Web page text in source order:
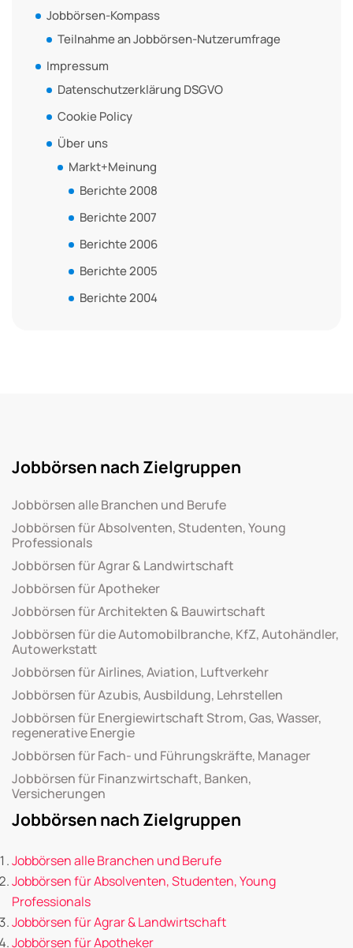
Jobbörsen-Kompass
Teilnahme an Jobbörsen-Nutzerumfrage
Impressum
Datenschutzerklärung DSGVO
Cookie Policy
Über uns
Markt+Meinung
Berichte 2008
Berichte 2007
Berichte 2006
Berichte 2005
Berichte 2004
Jobbörsen nach Zielgruppen
Jobbörsen alle Branchen und Berufe
Jobbörsen für Absolventen, Studenten, Young
Professionals
Jobbörsen für Agrar & Landwirtschaft
Jobbörsen für Apotheker
Jobbörsen für Architekten & Bauwirtschaft
Jobbörsen für die Automobilbranche, KfZ, Autohändler,
Autowerkstatt
Jobbörsen für Airlines, Aviation, Luftverkehr
Jobbörsen für Azubis, Ausbildung, Lehrstellen
Jobbörsen für Energiewirtschaft Strom, Gas, Wasser,
regenerative Energie
Jobbörsen für Fach- und Führungskräfte, Manager
Jobbörsen für Finanzwirtschaft, Banken,
Versicherungen
Jobbörsen nach Zielgruppen
Jobbörsen alle Branchen und Berufe
Jobbörsen für Absolventen, Studenten, Young
Professionals
Jobbörsen für Agrar & Landwirtschaft
Jobbörsen für Apotheker